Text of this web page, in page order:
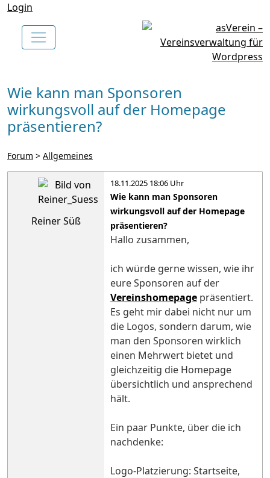
Login
Wie kann man Sponsoren
wirkungsvoll auf der Homepage
präsentieren?
Forum > Allgemeines
Reiner Süß
18.11.2025 18:06 Uhr
Wie kann man Sponsoren
wirkungsvoll auf der Homepage
präsentieren?
Hallo zusammen,
ich würde gerne wissen, wie ihr
eure Sponsoren auf der
Vereinshomepage präsentiert.
Es geht mir dabei nicht nur um
die Logos, sondern darum, wie
man den Sponsoren wirklich
einen Mehrwert bietet und
gleichzeitig die Homepage
übersichtlich und ansprechend
hält.
Ein paar Punkte, über die ich
nachdenke:
Logo-Platzierung: Startseite,